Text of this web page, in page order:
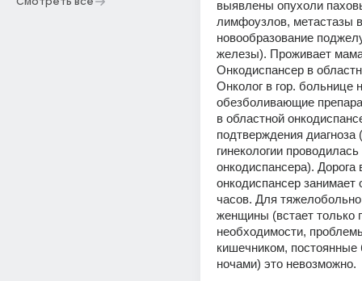
выявлены опухоли
лимфоузлов, метастазы
новообразование
железы). Проживает
Онкодиспансер в
Онколог в гор. больнице
обезболивающие
в областной
подтверждения диагноза
гинекологии
онкодиспансера). Дорога
онкодиспансер занимает
часов. Для
женщины (встает только
необходимости,
кишечником, постоянные
ночами) это невозможно.